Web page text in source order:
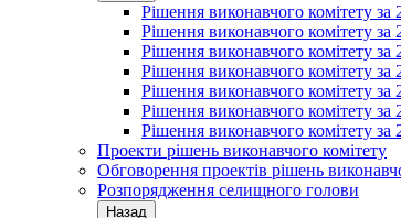
Рішення виконавчого комітету за
Рішення виконавчого комітету за
Рішення виконавчого комітету за
Рішення виконавчого комітету за
Рішення виконавчого комітету за
Рішення виконавчого комітету за
Рішення виконавчого комітету за
Проекти рішень виконавчого комітету
Обговорення проектів рішень
Розпорядження селищного голови
Назад